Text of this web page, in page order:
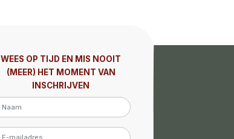
WEES OP TIJD EN MIS NOOIT
(MEER) HET MOMENT VAN
INSCHRIJVEN